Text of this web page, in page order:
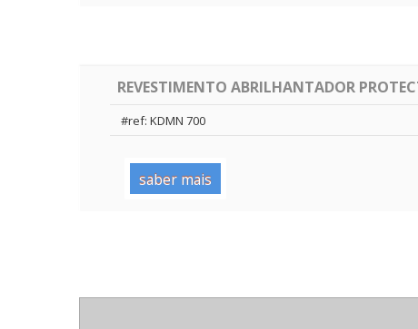
REVESTIMENTO ABRILHANTADOR
#ref: KDMN 700
saber mais